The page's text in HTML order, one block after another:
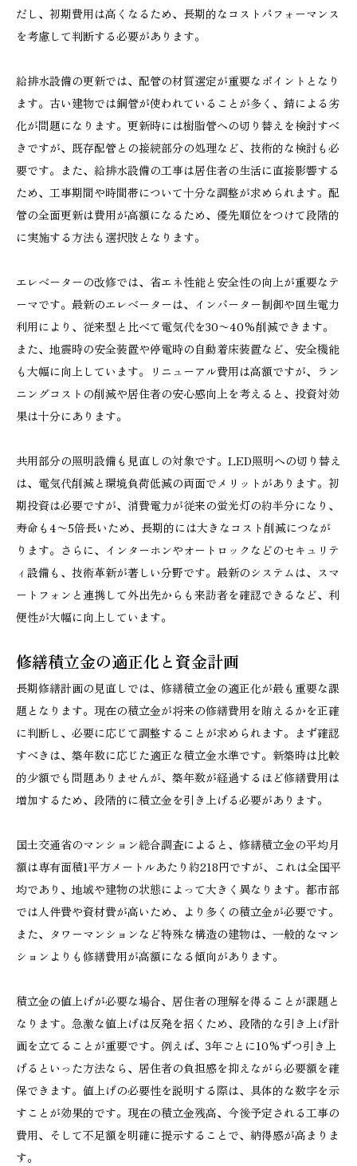
だし、初期費用は高くなるため、長期的なコストパフォーマンス
を考慮して判断する必要があります。
給排水設備の更新では、配管の材質選定が重要なポイントとなり
ます。古い建物では鋼管が使われていることが多く、錆による劣
化が問題になります。更新時には樹脂管への切り替えを検討すべ
きですが、既存配管との接続部分の処理など、技術的な検討も必
要です。また、給排水設備の工事は居住者の生活に直接影響する
ため、工事期間や時間帯について十分な調整が求められます。配
管の全面更新は費用が高額になるため、優先順位をつけて段階的
に実施する方法も選択肢となります。
エレベーターの改修では、省エネ性能と安全性の向上が重要なテ
ーマです。最新のエレベーターは、インバーター制御や回生電力
利用により、従来型と比べて電気代を30〜40%削減できます。
また、地震時の安全装置や停電時の自動着床装置など、安全機能
も大幅に向上しています。リニューアル費用は高額ですが、ラン
ニングコストの削減や居住者の安心感向上を考えると、投資対効
果は十分にあります。
共用部分の照明設備も見直しの対象です。LED照明への切り替え
は、電気代削減と環境負荷低減の両面でメリットがあります。初
期投資は必要ですが、消費電力が従来の蛍光灯の約半分になり、
寿命も4〜5倍長いため、長期的には大きなコスト削減につなが
ります。さらに、インターホンやオートロックなどのセキュリテ
ィ設備も、技術革新が著しい分野です。最新のシステムは、スマ
ートフォンと連携して外出先からも来訪者を確認できるなど、利
便性が大幅に向上しています。
修繕積立金の適正化と資金計画
長期修繕計画の見直しでは、修繕積立金の適正化が最も重要な課
題となります。現在の積立金が将来の修繕費用を賄えるかを正確
に判断し、必要に応じて調整することが求められます。まず確認
すべきは、築年数に応じた適正な積立金水準です。新築時は比較
的少額でも問題ありませんが、築年数が経過するほど修繕費用は
増加するため、段階的に積立金を引き上げる必要があります。
国土交通省のマンション総合調査によると、修繕積立金の平均月
額は専有面積1平方メートルあたり約218円ですが、これは全国平
均であり、地域や建物の状態によって大きく異なります。都市部
では人件費や資材費が高いため、より多くの積立金が必要です。
また、タワーマンションなど特殊な構造の建物は、一般的なマン
ションよりも修繕費用が高額になる傾向があります。
積立金の値上げが必要な場合、居住者の理解を得ることが課題と
なります。急激な値上げは反発を招くため、段階的な引き上げ計
画を立てることが重要です。例えば、3年ごとに10%ずつ引き上
げるといった方法なら、居住者の負担感を抑えながら必要額を確
保できます。値上げの必要性を説明する際は、具体的な数字を示
すことが効果的です。現在の積立金残高、今後予定される工事の
費用、そして不足額を明確に提示することで、納得感が高まりま
す。